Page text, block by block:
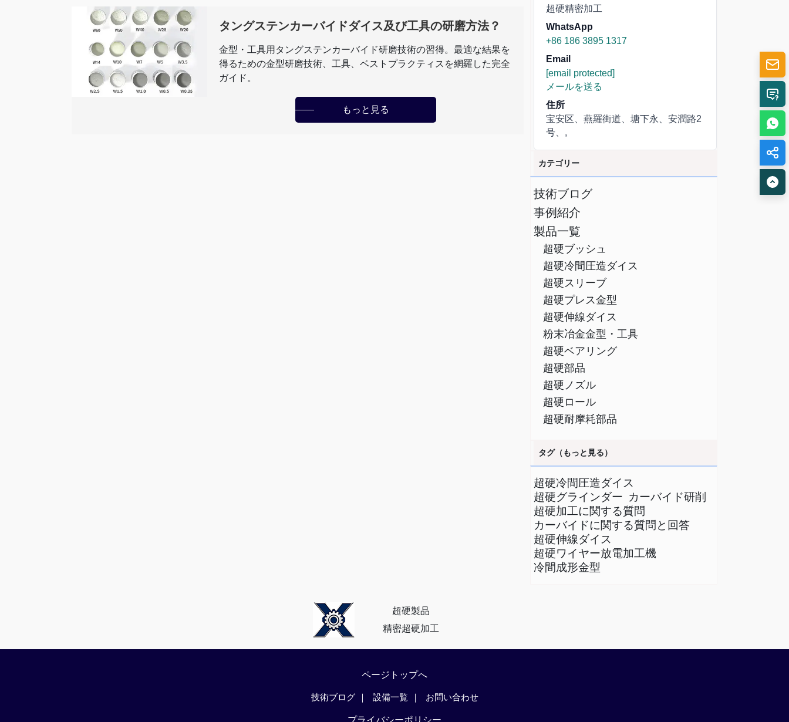
タングステンカーバイドダイス及び工具の研磨方法？
金型・工具用タングステンカーバイド研磨技術の習得。最適な結果を
得るための金型研磨技術、工具、ベストプラクティスを網羅した完全
ガイド。
もっと見る
超硬精密加工
WhatsApp
+86 186 3895 1317
Email
[email protected]
メールを送る
住所
宝安区、燕羅街道、塘下永、安潤路2
号、,
カテゴリー
技術ブログ
事例紹介
製品一覧
超硬ブッシュ
超硬冷間圧造ダイス
超硬スリーブ
超硬プレス金型
超硬伸線ダイス
粉末冶金金型・工具
超硬ベアリング
超硬部品
超硬ノズル
超硬ロール
超硬耐摩耗部品
タグ（もっと見る）
超硬冷間圧造ダイス
超硬グラインダー カーバイド研削
超硬加工に関する質問
カーバイドに関する質問と回答
超硬伸線ダイス
超硬ワイヤー放電加工機
冷間成形金型
超硬製品
精密超硬加工
ページトップへ
技術ブログ 設備一覧 お問い合わせ
プライバシーポリシー